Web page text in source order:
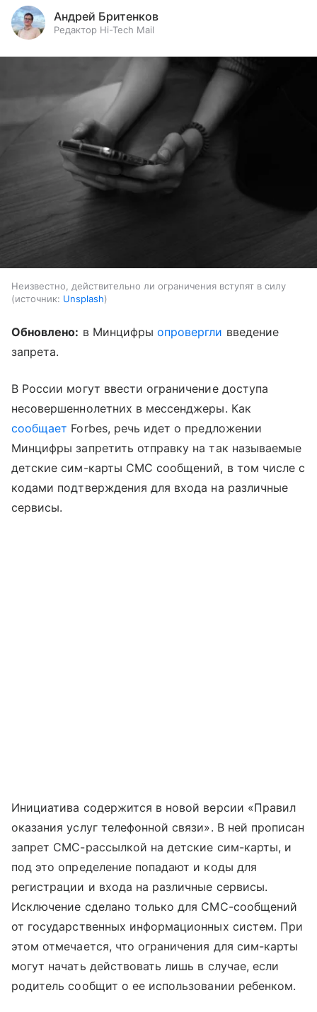
Андрей Бритенков
Редактор Hi-Tech Mail
Неизвестно, действительно ли ограничения вступят в силу
источник: Unsplash
Обновлено: в Минцифрыопровергли введение
запрета.
В России могут ввести ограничение доступа
несовершеннолетних в мессенджеры. Как
сообщает Forbes, речь идет о предложении
Минцифры запретить отправку на так называемые
детские сим-карты СМС сообщений, в том числе с
кодами подтверждения для входа на различные
сервисы.
Инициатива содержится в новой версии «Правил
оказания услуг телефонной связи». В ней прописан
запрет СМС-рассылкой на детские сим-карты, и
под это определение попадают и коды для
регистрации и входа на различные сервисы.
Исключение сделано только для СМС-сообщений
от государственных информационных систем. При
этом отмечается, что ограничения для сим-карты
могут начать действовать лишь в случае, если
родитель сообщит о ее использовании ребенком.